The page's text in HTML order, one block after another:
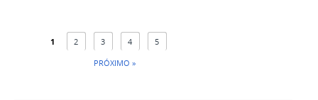
1 2 3 4
5
PRÓXIMO »